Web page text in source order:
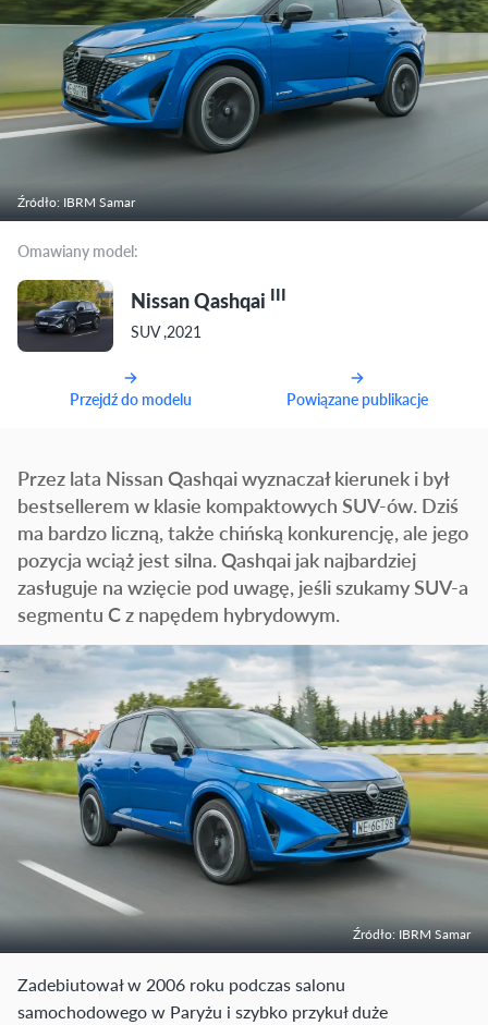
Źródło: IBRM Samar
Omawiany model:
Nissan Qashqai III
SUV ,2021
Przejdź do modelu Powiązane publikacje
Przez lata Nissan Qashqai wyznaczał kierunek i był
bestsellerem w klasie kompaktowych SUV-ów. Dziś
ma bardzo liczną, także chińską konkurencję, ale jego
pozycja wciąż jest silna. Qashqai jak najbardziej
zasługuje na wzięcie pod uwagę, jeśli szukamy SUV-a
segmentu C z napędem hybrydowym.
Źródło: IBRM Samar
Zadebiutował w 2006 roku podczas salonu
samochodowego w Paryżu i szybko przykuł duże